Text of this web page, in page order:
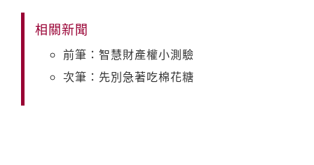
相關新聞
前筆：智慧財產權小測驗
次筆：先別急著吃棉花糖